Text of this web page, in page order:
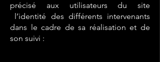
précisé aux utilisateurs du site
l’identité des différents intervenants
dans le cadre de sa réalisation et de
son suivi :